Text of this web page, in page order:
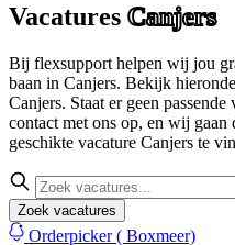
Vacatures Canjers
Bij flexsupport helpen wij jou
baan in Canjers. Bekijk
Canjers. Staat er geen
contact met ons op, en wij gaan
geschikte vacature Canjers te
Zoek vacatures
Orderpicker ( Boxmeer)